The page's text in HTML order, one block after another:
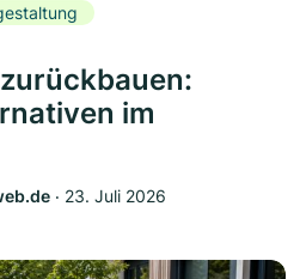
im
‧ 23. Juli 2026